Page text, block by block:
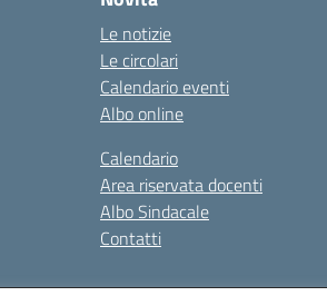
Le notizie
Le circolari
Calendario eventi
Albo online
Calendario
Area riservata docenti
Albo Sindacale
Contatti